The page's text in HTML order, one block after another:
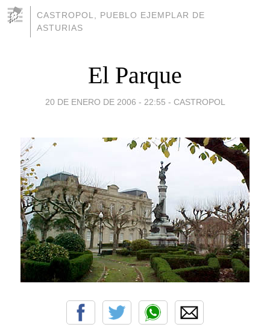
CASTROPOL, PUEBLO EJEMPLAR DE
ASTURIAS
El Parque
20 DE ENERO DE 2006 - 22:55 - CASTROPOL